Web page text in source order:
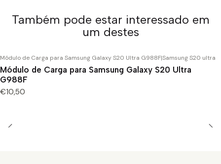
Também pode estar interessado em
um destes
Módulo de Carga para Samsung Galaxy S20 Ultra G988F|Samsung S20 ultra
Módulo de Carga para Samsung Galaxy S20 Ultra
G988F
€10,50